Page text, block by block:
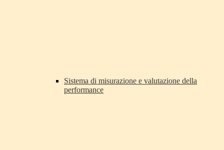
Sistema di misurazione e valutazione della
performance